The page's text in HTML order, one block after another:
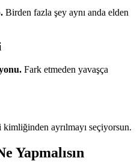
Birden fazla şey aynı anda elden
Fark etmeden yavaşça
kimliğinden ayrılmayı seçiyorsun.
Yapmalısın